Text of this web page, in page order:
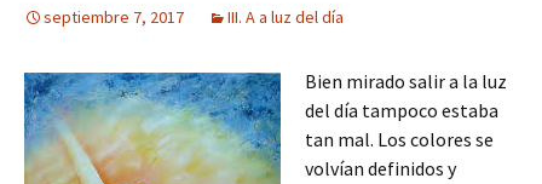
septiembre 7, 2017 III. A a luz del día
Bien mirado salir a la luz
del día tampoco estaba
tan mal. Los colores se
volvían definidos y